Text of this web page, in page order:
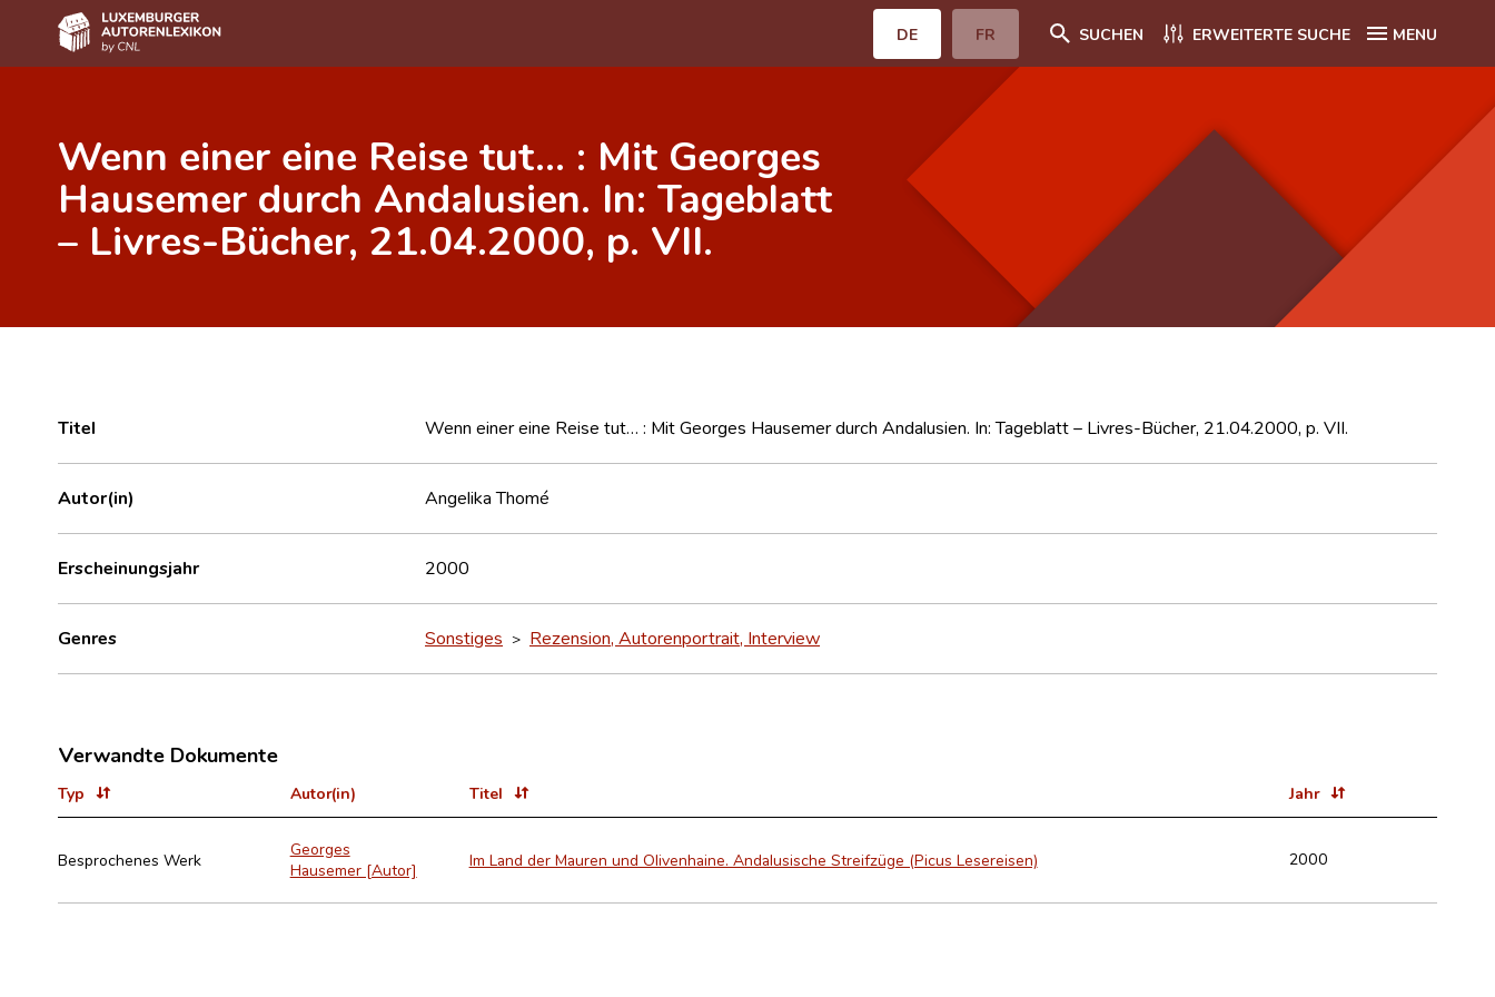
DE FR SUCHEN ERWEITERTE SUCHE MENU
Autor(inn)en A-Z
Erweiterte Suche
Häufige Fragen und Antworten
Forschungsgruppe
Wenn einer eine Reise tut… : Mit Georges
Hausemer durch Andalusien. In: Tageblatt
– Livres-Bücher, 21.04.2000, p. VII.
Titel Wenn einer eine Reise tut… : Mit Georges Hausemer durch Andalusien. In: Tageblatt – Livres-Bücher, 21.04.2000, p. VII.
Autor(in) Angelika Thomé
Erscheinungsjahr 2000
Genres Sonstiges > Rezension, Autorenportrait, Interview
Verwandte Dokumente
Typ Autor(in) Titel Jahr
Besprochenes Werk
Georges
Hausemer [Autor]
Im Land der Mauren und Olivenhaine. Andalusische Streifzüge (Picus Lesereisen) 2000